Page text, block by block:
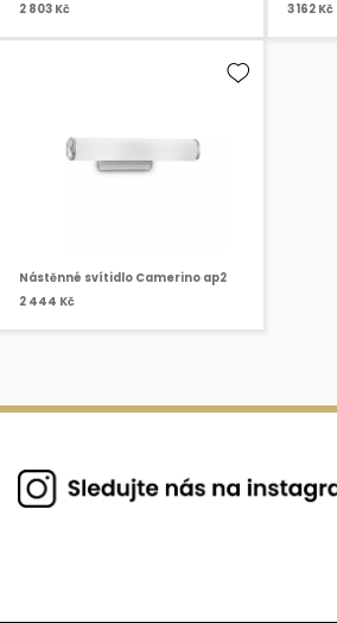
2 803 Kč
3 162 Kč
Nástěnné svítidlo Camerino ap2
2 444 Kč